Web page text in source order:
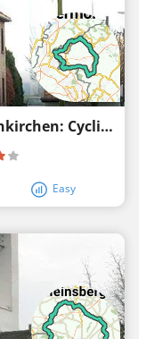
Geilenkirchen - Selfkant - Geilenkirchen: Cycling along quiet roads
Easy